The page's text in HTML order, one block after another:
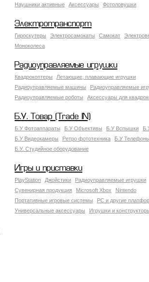
Наушники активные
Аксессуары Фотоловушки
Электротранспорт
Гироскутеры Электросамокаты Самокат
Моноколеса
Радиоуправляемые игрушки
Квадрокоптеры
Летающие, плавающие игрушки
Радиоуправляемые машины
Радиоуправляемые
Радиоуправляемые роботы
Аксессуары для
Б.У. Товар (Trade IN)
Б.У Фотоаппараты Б.У Объективы Б.У Вспышки
Б.У Видеокамеры
Ретро фототехника Б.У Телефоны
Б.У. Студийное оборудование
Игры и приставки
PlayStation Джойстики
Радиоуправляемые игрушки
Сувенирная продукция
Microsoft Xbox
Nintendo
Портативные игровые системы
PC и другие
Универсальные аксессуары
Игрушки и